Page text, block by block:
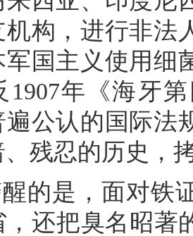
机构，进行非法
军国主义使用细
1907年《海牙
遍公认的国际法
残忍的历史，
的是，面对铁
还把臭名昭著